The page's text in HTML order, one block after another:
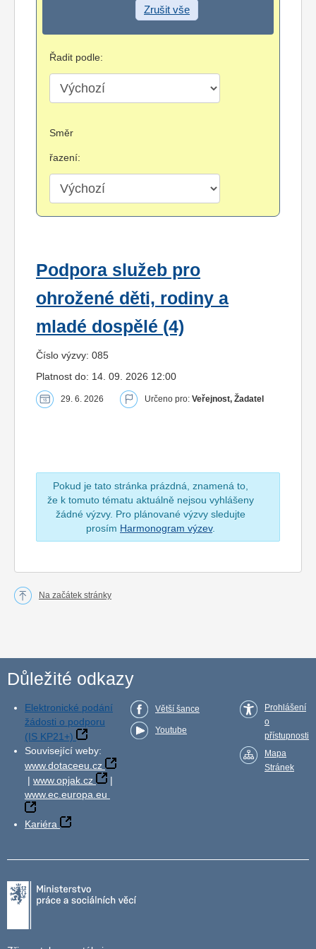
Zrušit vše
Řadit podle:
Směr
řazení:
Podpora služeb pro
ohrožené děti, rodiny a
mladé dospělé (4)
Číslo výzvy: 085
Platnost do: 14. 09. 2026 12:00
29. 6. 2026 Určeno pro: Veřejnost, Žadatel
Pokud je tato stránka prázdná, znamená to,
že k tomuto tématu aktuálně nejsou vyhlášeny
žádné výzvy. Pro plánované výzvy sledujte
prosím Harmonogram výzev.
Na začátek stránky
Důležité odkazy
Elektronické podání
žádosti o podporu
(IS KP21+)
Související weby:
www.dotaceeu.cz
| www.opjak.cz
|
www.ec.europa.eu
Kariéra
Větší šance
Youtube
Prohlášení
o
přístupnosti
Mapa
Stránek